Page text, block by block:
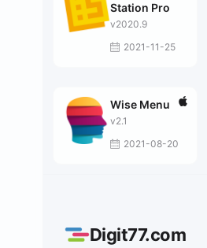
Station Pro
v2020.9
2021-11-25
Wise Menu
v2.1
2021-08-20
Digit77.com